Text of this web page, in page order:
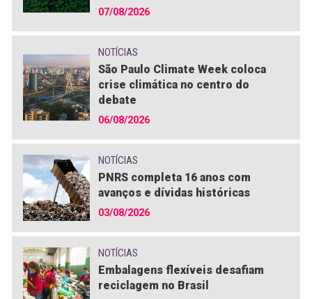
07/08/2026
NOTÍCIAS
São Paulo Climate Week coloca
crise climática no centro do
debate
06/08/2026
NOTÍCIAS
PNRS completa 16 anos com
avanços e dívidas históricas
03/08/2026
NOTÍCIAS
Embalagens flexíveis desafiam
reciclagem no Brasil